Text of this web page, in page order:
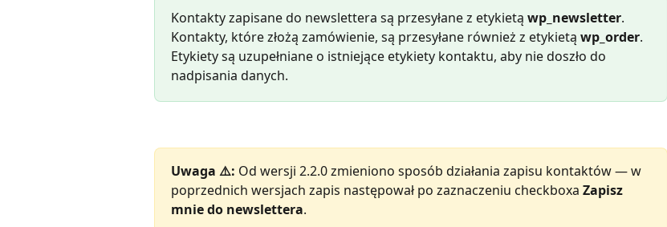
Kontakty zapisane do newslettera są przesyłane z etykietą wp_newsletter.
Kontakty, które złożą zamówienie, są przesyłane również z etykietą wp_order.
Etykiety są uzupełniane o istniejące etykiety kontaktu, aby nie doszło do
nadpisania danych.
Uwaga ⚠️: Od wersji 2.2.0 zmieniono sposób działania zapisu kontaktów — w
poprzednich wersjach zapis następował po zaznaczeniu checkboxa Zapisz
mnie do newslettera.